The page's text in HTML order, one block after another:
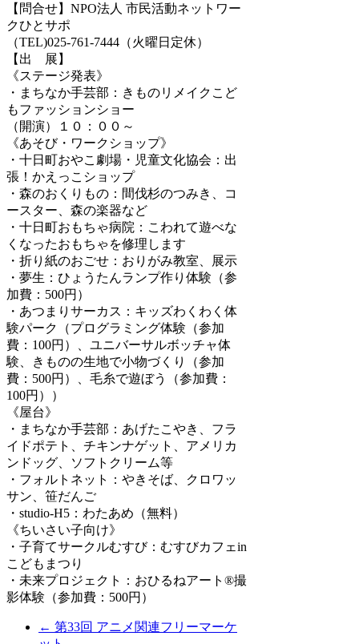
【問合せ】NPO法人 市民活動ネットワー
クひとサポ
（TEL)025‐761‐7444（火曜日定休）
【出 展】
《ステージ発表》
・まちなか手芸部：きものリメイクこど
もファッションショー
（開演）１０：００～
《あそび・ワークショップ》
・十日町おやこ劇場・児童文化協会：出
張！かえっこショップ
・森のおくりもの：間伐杉のつみき、コ
ースター、森の楽器など
・十日町おもちゃ病院：こわれて遊べな
くなったおもちゃを修理します
・折り紙のおごせ：おりがみ教室、展示
・夢生：ひょうたんランプ作り体験（参
加費：500円）
・あつまりサーカス：キッズわくわく体
験パーク（プログラミング体験（参加
費：100円）、ユニバーサルボッチャ体
験、きものの生地で小物づくり（参加
費：500円）、毛糸で遊ぼう（参加費：
100円））
《屋台》
・まちなか手芸部：あげたこやき、フラ
イドポテト、チキンナゲット、アメリカ
ンドッグ、ソフトクリーム等
・フォルトネット：やきそば、クロワッ
サン、笹だんご
・studio-H5：わたあめ（無料）
《ちいさい子向け》
・子育てサークルむすび：むすびカフェin
こどもまつり
・未来プロジェクト：おひるねアート®撮
影体験（参加費：500円）
← 第33回 アニメ関連フリーマーケ